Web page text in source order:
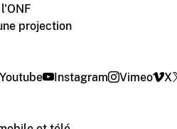
projection
Youtube Instagram Vimeo X